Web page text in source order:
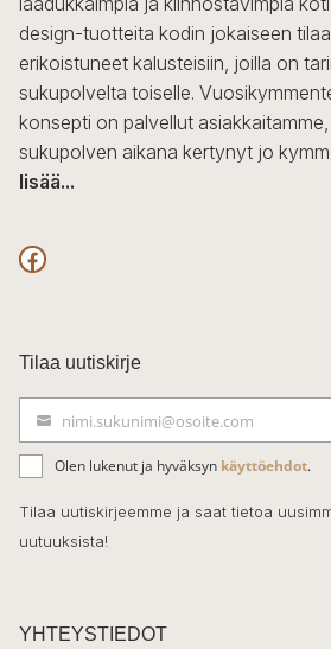
design-tuotteita kodin jokaiseen
erikoistuneet kalusteisiin, joilla on
sukupolvelta toiselle.
konsepti on palvellut
sukupolven aikana kertynyt jo
lisää...
F
c
e
b
o
o
k
Tilaa uutiskirje
ä
h
k
t
nimi.sukunimi@osoite.com
Olen lukenut ja hyväksyn käyttöehdot.
Tilaa uutiskirjeemme ja saat tietoa
uutuuksista!
YHTEYSTIEDOT